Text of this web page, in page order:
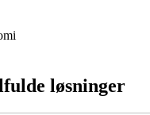
løsninger